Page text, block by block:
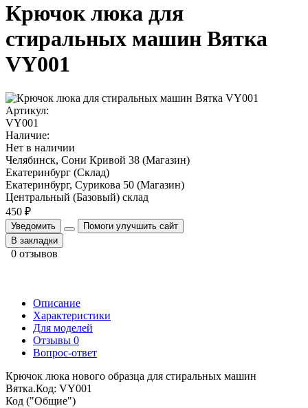
Крючок люка для
стиральных машин Вятка
VY001
Артикул:
VY001
Наличие:
Нет в наличии
Челябинск, Сони Кривой 38 (Магазин)
Екатеринбург (Склад)
Екатеринбург, Сурикова 50 (Магазин)
Центральный (Базовый) склад
450 ₽
Уведомить
Помоги улучшить сайт
В закладки
0 отзывов
Описание
Характеристики
Для моделей
Отзывы 0
Вопрос-ответ
Крючок люка нового образца для стиральных машин
Вятка.Код: VY001
Код ("Общие")